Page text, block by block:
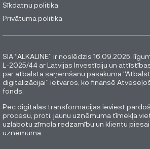
Sīkdatņu politika
Privātuma politika
SIA “ALKALINE” ir noslēdzis 16.09.2025.
L-2025/44 ar Latvijas Investīciju un
par atbalsta saņemšanu pasākuma
digitalizācijai” ietvaros, ko finansē
fonds.
Pēc digitālās transformācijas ieviest
procesu, proti, jaunu uzņēmuma tīmekļa
uzlabotu zīmola redzamību un klientu
uzņēmumā.